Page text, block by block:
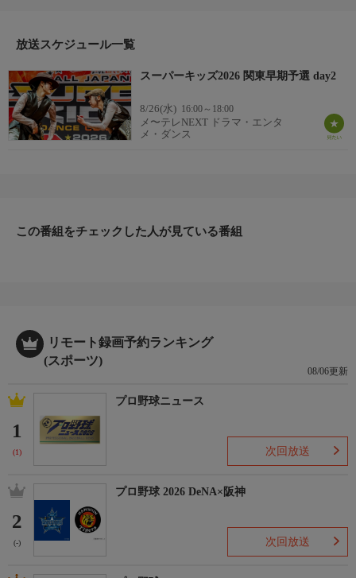
国地区予選を勝ち抜き、日本一の称号を手にするのは誰だ！？／
放送スケジュール一覧
スーパーキッズ2026 関東早期予選 day2
8/26(水) 16:00～18:00
メ〜テレNEXT ドラマ・エンタ
メ・ダンス
この番組をチェックした人が見ている番組
リモート録画予約ランキング
(スポーツ)
08/06更新
1
(1)
プロ野球ニュース
次回放送
2
(-)
プロ野球 2026 DeNA×阪神
次回放送